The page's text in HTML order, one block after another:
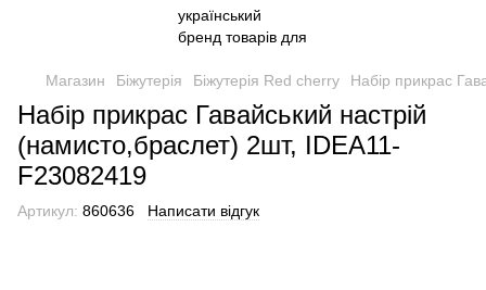
Магазин Біжутерія Біжутерія Red cherry Набір прикрас
Набір прикрас Гавайський настрій
(намисто,браслет) 2шт, IDEA11-
F23082419
Артикул: 860636 Написати відгук